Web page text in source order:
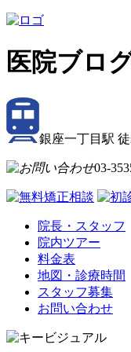
医院ブロ
銀座一丁目駅
03-
院長・スタッフ
院内ツアー
料金表
地図・診療時間
スタッフ募集
お問い合わせ